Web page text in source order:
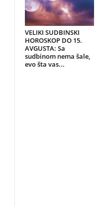
VELIKI SUDBINSKI
HOROSKOP DO 15.
AVGUSTA: Sa
sudbinom nema šale,
evo šta vas...